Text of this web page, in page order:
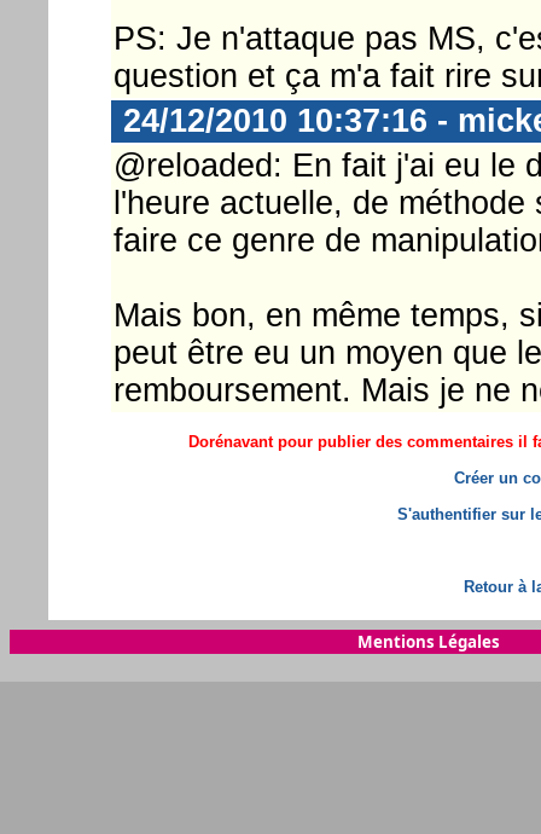
PS: Je n'attaque pas MS,
question et ça m'a fait rire
24/12/2010 10:37:16 -
@reloaded: En fait j'ai eu le
l'heure actuelle, de
faire ce genre de
Mais bon, en même temps,
peut être eu un moyen que
remboursement. Mais je ne
Dorénavant pour publier des commentaires il
Créer un
S'authentifier sur
Retour à
Mentions Légales